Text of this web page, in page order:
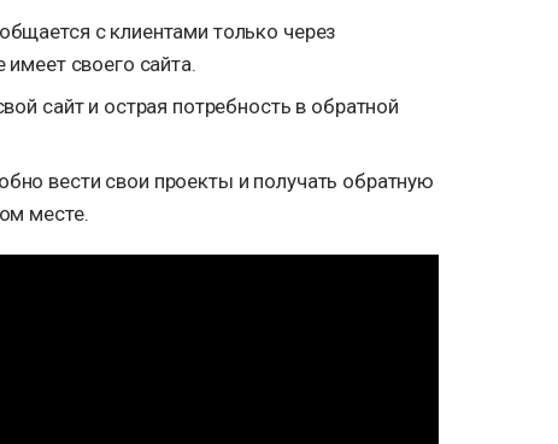
с клиентами только через
имеет своего сайта.
сайт и острая потребность в обратной
вести свои проекты и получать обратную
месте.